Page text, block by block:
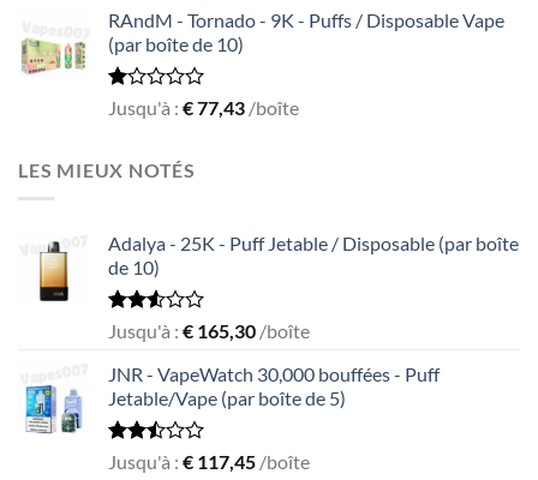
out
of
5
RAndM - Tornado - 9K - Puffs / Disposable Vape
(par boîte de 10)
Rated
of
5
Jusqu'à : €77,43 /boîte
LES MIEUX NOTÉS
Adalya - 25K - Puff Jetable / Disposable (par boîte
de 10)
Rated
out
of 5
Jusqu'à : € 165,30 /boîte
JNR - VapeWatch 30,000 bouffées - Puff
Jetable/Vape (par boîte de 5)
Rated
Jusqu'à : € 117,45 /boîte